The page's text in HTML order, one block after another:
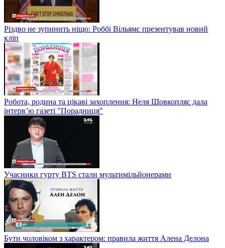
Різдво не зупинить ніщо: Роббі Вільямс презентував новий
кліп
Робота, родина та цікаві захоплення: Неля Шовкопляс дала
інтерв’ю газеті "Порадниця"
Учасники гурту BTS стали мультимільйонерами
Бути чоловіком з характером: правила життя Алена Делона